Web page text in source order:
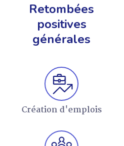
Retombées
positives
générales
Création d'emplois